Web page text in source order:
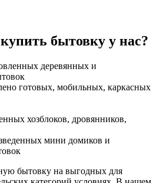
бытовку у нас?
деревянных и
готовых, мобильных, каркасных
хозблоков, дровянников,
мини домиков и
бытовку на выгодных для